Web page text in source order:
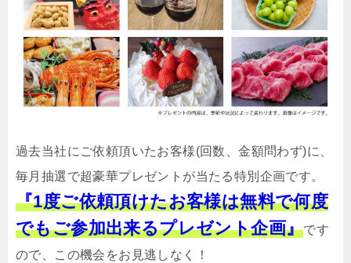
過去当社にご依頼頂いたお客様(回数、金額問わず)に、
毎月抽選で超豪華プレゼントが当たる特別企画です。
『1度ご依頼頂けたお客様は無料で何度
でもご参加出来るプレゼント企画』です
ので、この機会をお見逃しなく！